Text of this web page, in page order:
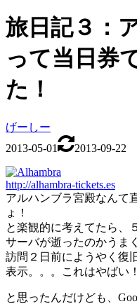
旅日記３：
って当日券
た！
げーしー
2013-05-01
2013-09-22
http://alhambra-tickets.es
アルハンブラ宮殿なんて
ょ！
と楽観的に考えてたら、
サーバが逝ったのかうま
訪問２日前にようやく復
表示。。。これはやばい！
と思ったんだけども、